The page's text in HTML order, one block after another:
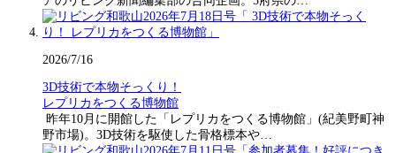
2026/7/16
3D技術で本物そっくり！
レプリカをつくる博物館
昨年10月に開館した「レプリカをつくる博物館」(紀美野町神
野市場)。3D技術を駆使した骨格標本や…